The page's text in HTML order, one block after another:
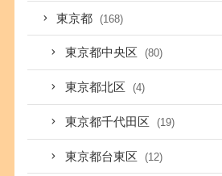
東京都 (168)
東京都中央区 (80)
東京都北区 (4)
東京都千代田区 (19)
東京都台東区 (12)